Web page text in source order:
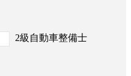
2級自動車整備士